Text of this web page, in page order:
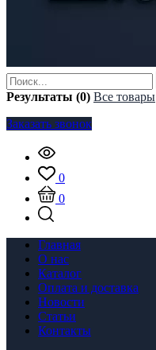
Результаты (0) Все товары
Заказать звонок
0
0
Главная
О нас
Каталог
Оплата и доставка
Новости
Статьи
Контакты